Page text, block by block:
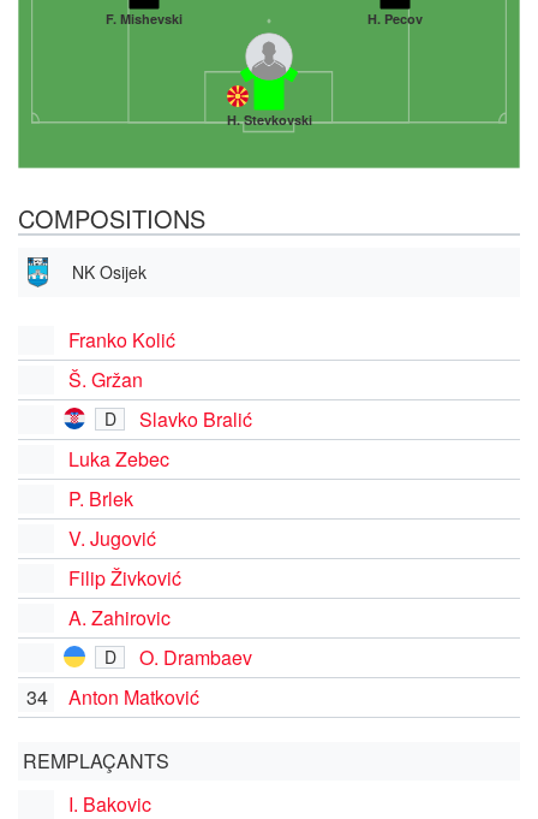
H. Stevkovski
F. Mishevski H. Pecov
COMPOSITIONS
NK Osijek
Franko Kolić
Š. Gržan
D
Slavko Bralić
Luka Zebec
P. Brlek
V. Jugović
Filip Živković
A. Zahirovic
D
O. Drambaev
34
Anton Matković
REMPLAÇANTS
I. Bakovic